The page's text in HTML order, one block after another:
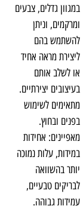
במגוון גדלים, צבעים
ומרקמים, וניתן
להשתמש בהם
ליצירת מראה אחיד
או לשלב אותם
בעיצובים יצירתיים.
מתאימים לשימוש
בפנים ובחוץ.
מאפיינים: אחידות
במידות, עלות נמוכה
יותר בהשוואה
לבריקים טבעיים,
עמידות גבוהה.